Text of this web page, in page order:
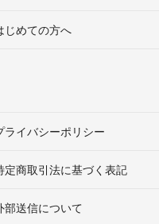
じめての方へ
ライバシーポリシー
定商取引法に基づく表記
部送信について